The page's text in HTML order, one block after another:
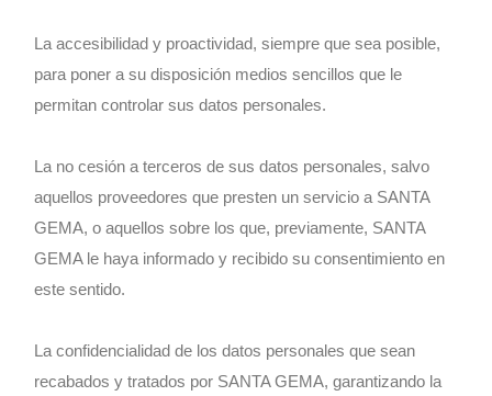
La accesibilidad y proactividad, siempre que sea posible,
para poner a su disposición medios sencillos que le
permitan controlar sus datos personales.
La no cesión a terceros de sus datos personales, salvo
aquellos proveedores que presten un servicio a SANTA
GEMA, o aquellos sobre los que, previamente, SANTA
GEMA le haya informado y recibido su consentimiento en
este sentido.
La confidencialidad de los datos personales que sean
recabados y tratados por SANTA GEMA, garantizando la